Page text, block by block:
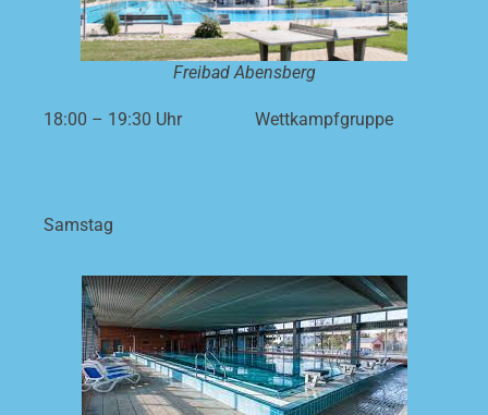
Freibad Abensberg
18:00 – 19:30 Uhr Wettkampfgruppe
Samstag